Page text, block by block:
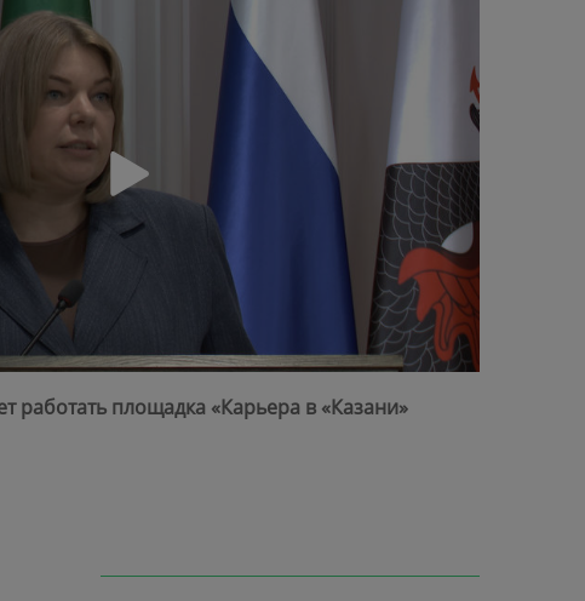
работать площадка «Карьера в «Казани»